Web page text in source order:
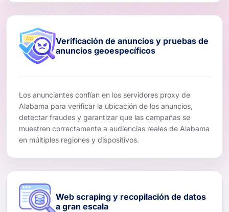
Verificación de anuncios y pruebas de
anuncios geoespecíficos
Los anunciantes confían en los servidores proxy de
Alabama para verificar la ubicación de los anuncios,
detectar fraudes y garantizar que las campañas se
muestren correctamente a audiencias reales de Alabama
en múltiples regiones y dispositivos.
Web scraping y recopilación de datos
a gran escala